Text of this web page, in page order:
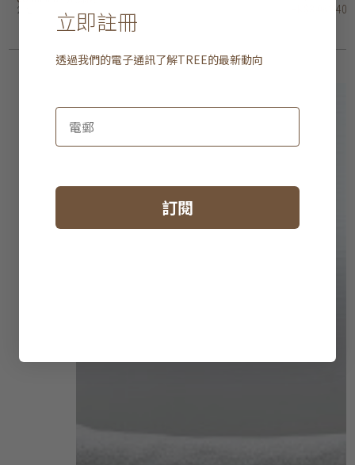
2 選項 HK$3,062.40
2 選項 HK$3,766.40
2 選項 HK$3,678.40
4 選項 HK$3,502.40
4 選項 HK$3,502.40
HK$2,358.40
2 選項 HK$3,326.40
2 選項 HK$3,766.40
3 選項 HK$2,358.40
HK$1,742.40
立即註冊
透過我們的電子通訊了解TREE的最新動向
訂閱